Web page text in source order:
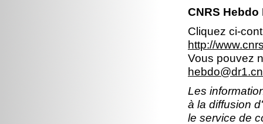
CNRS
Cliquez ci-
http://
Vous pouvez
Les
à la diffusion
le service de